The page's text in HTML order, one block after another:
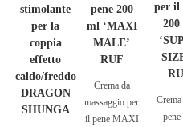
stimolante
per la
coppia
effetto
caldo/freddo
DRAGON
SHUNGA
pene 200
ml ‘MAXI
MALE’
RUF
Crema da
massaggio per
il pene MAXI
per il
pene